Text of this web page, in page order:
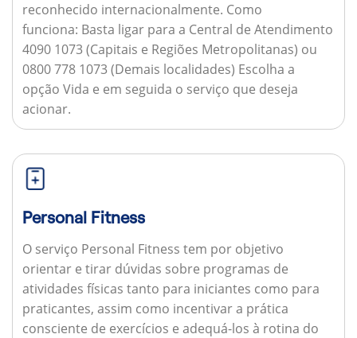
reconhecido internacionalmente. Como
funciona: Basta ligar para a Central de Atendimento
4090 1073 (Capitais e Regiões Metropolitanas) ou
0800 778 1073 (Demais localidades) Escolha a
opção Vida e em seguida o serviço que deseja
acionar.
Personal Fitness
O serviço Personal Fitness tem por objetivo
orientar e tirar dúvidas sobre programas de
atividades físicas tanto para iniciantes como para
praticantes, assim como incentivar a prática
consciente de exercícios e adequá-los à rotina do